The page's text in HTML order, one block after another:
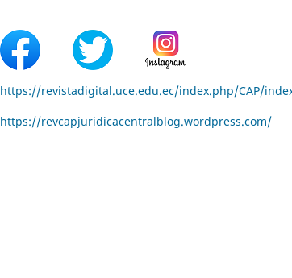
https://revistadigital.uce.edu.ec/index.php/CAP/
https://revcapjuridicacentralblog.wordpress.com/